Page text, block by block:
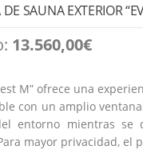
SAUNA EXTERIOR
13.560,00€
M” ofrece una
con un amplio
entorno mientras se
mayor privacidad, el